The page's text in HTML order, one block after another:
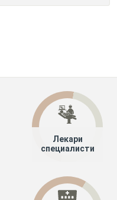
Лекари
специалисти